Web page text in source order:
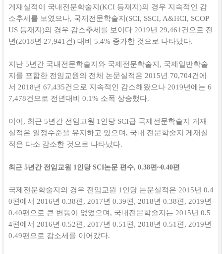
게재실적이 국내전문학술지(KCI 등재지)의 경우 지속적인 감
소추세를 보였으나, 국제전문학술지(SCI, SSCI, A&HCI, SCOP
US 등재지)의 경우 감소추세를 보이다 2019년 29,461건으로 전
년(2018년 27,941건) 대비 5.4% 증가한 것으로 나타났다.
지난 5년간 국내전문학술지와 국제전문학술지, 국제일반학술
지를 포함한 전임교원의 전체 논문실적은 2015년 70,704건에
서 2018년 67,435건으로 지속적인 감소해왔으나 2019년에는 6
7,478건으로 전년대비 0.1% 소폭 상승했다.
이어, 최근 5년간 전임교원 1인당 SCI급 국제전문학술지 게재
실적은 일정수준을 유지하고 있으며, 국내 전문학술지 게재실
적은 다소 감소한 것으로 나타났다.
​최근 5년간 전임교원 1인당 SCI논문 편수, 0.38편~0.40편
국제전문학술지의 경우 전임교원 1인당 논문실적은 2015년 0.4
0편에서 2016년 0.38편, 2017년 0.39편, 2018년 0.38편, 2019년
0.40편으로 큰 변동이 없었으며, 국내전문학술지는 2015년 0.5
4편에서 2016년 0.52편, 2017년 0.51편, 2018년 0.51편, 2019년
0.49편으로 감소세를 이어갔다.